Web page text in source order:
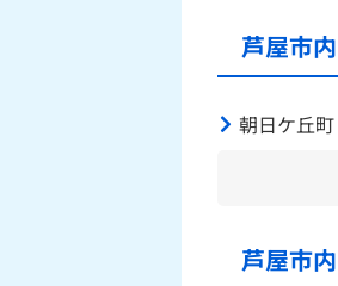
芦屋市
朝日ケ丘町
芦屋市